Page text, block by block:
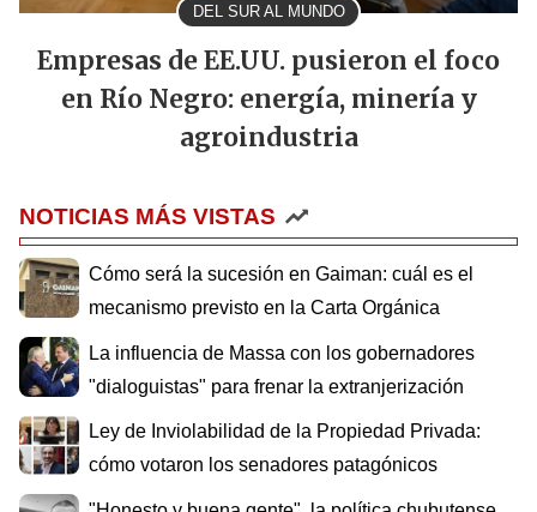
DEL SUR AL MUNDO
Empresas de EE.UU. pusieron el foco
en Río Negro: energía, minería y
agroindustria
NOTICIAS MÁS VISTAS
Cómo será la sucesión en Gaiman: cuál es el
mecanismo previsto en la Carta Orgánica
La influencia de Massa con los gobernadores
"dialoguistas" para frenar la extranjerización
Ley de Inviolabilidad de la Propiedad Privada:
cómo votaron los senadores patagónicos